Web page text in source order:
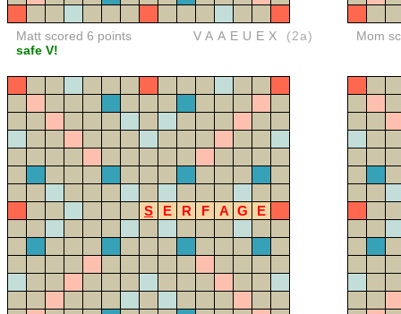
Matt scored 6 points
safe V!
VAAEUEX (2a) Mom
S E R F A G E